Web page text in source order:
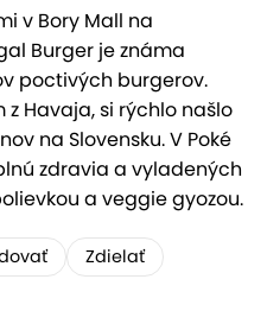
v Bory Mall na
Burger je známa
poctivých burgerov.
Havaja, si rýchlo našlo
na Slovensku. V Poké
zdravia a vyladených
a veggie gyozou.
Zdielať